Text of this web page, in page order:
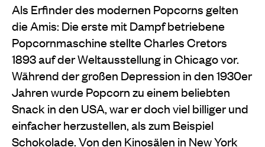
Als Erfinder des modernen Popcorns gelten
die Amis: Die erste mit Dampf betriebene
Popcornmaschine stellte Charles Cretors
1893 auf der Weltausstellung in Chicago vor.
Während der großen Depression in den 1930er
Jahren wurde Popcorn zu einem beliebten
Snack in den USA, war er doch viel billiger und
einfacher herzustellen, als zum Beispiel
Schokolade. Von den Kinosälen in New York